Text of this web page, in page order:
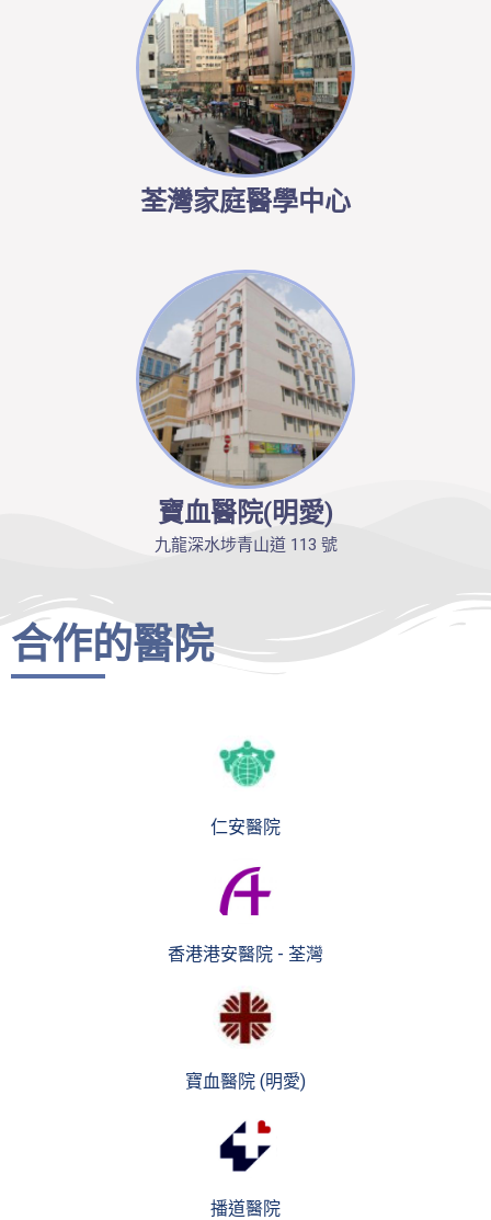
荃灣家庭醫學中心
寶血醫院(明愛)
九龍深水埗青山道 113 號
合作的醫院
仁安醫院
香港港安醫院 - 荃灣
寶血醫院 (明愛)
播道醫院